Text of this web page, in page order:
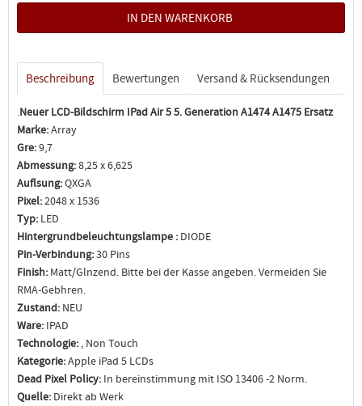
Beschreibung Bewertungen Versand & Rücksendungen
.Neuer LCD-Bildschirm IPad Air 5 5. Generation A1474 A1475 Ersatz
Marke:Array
Gre:9,7
Abmessung:8,25 x 6,625
Auflsung:QXGA
Pixel:2048 x 1536
Typ: LED
Hintergrundbeleuchtungslampe : DIODE
Pin-Verbindung:30 Pins
Finish: Matt/Glnzend. Bitte bei der Kasse angeben. Vermeiden Sie
RMA-Gebhren.
Zustand: NEU
Ware: IPAD
Technologie: , Non Touch
Kategorie:Apple iPad 5 LCDs
Dead Pixel Policy: In bereinstimmung mit ISO 13406 -2 Norm.
Quelle: Direkt ab Werk